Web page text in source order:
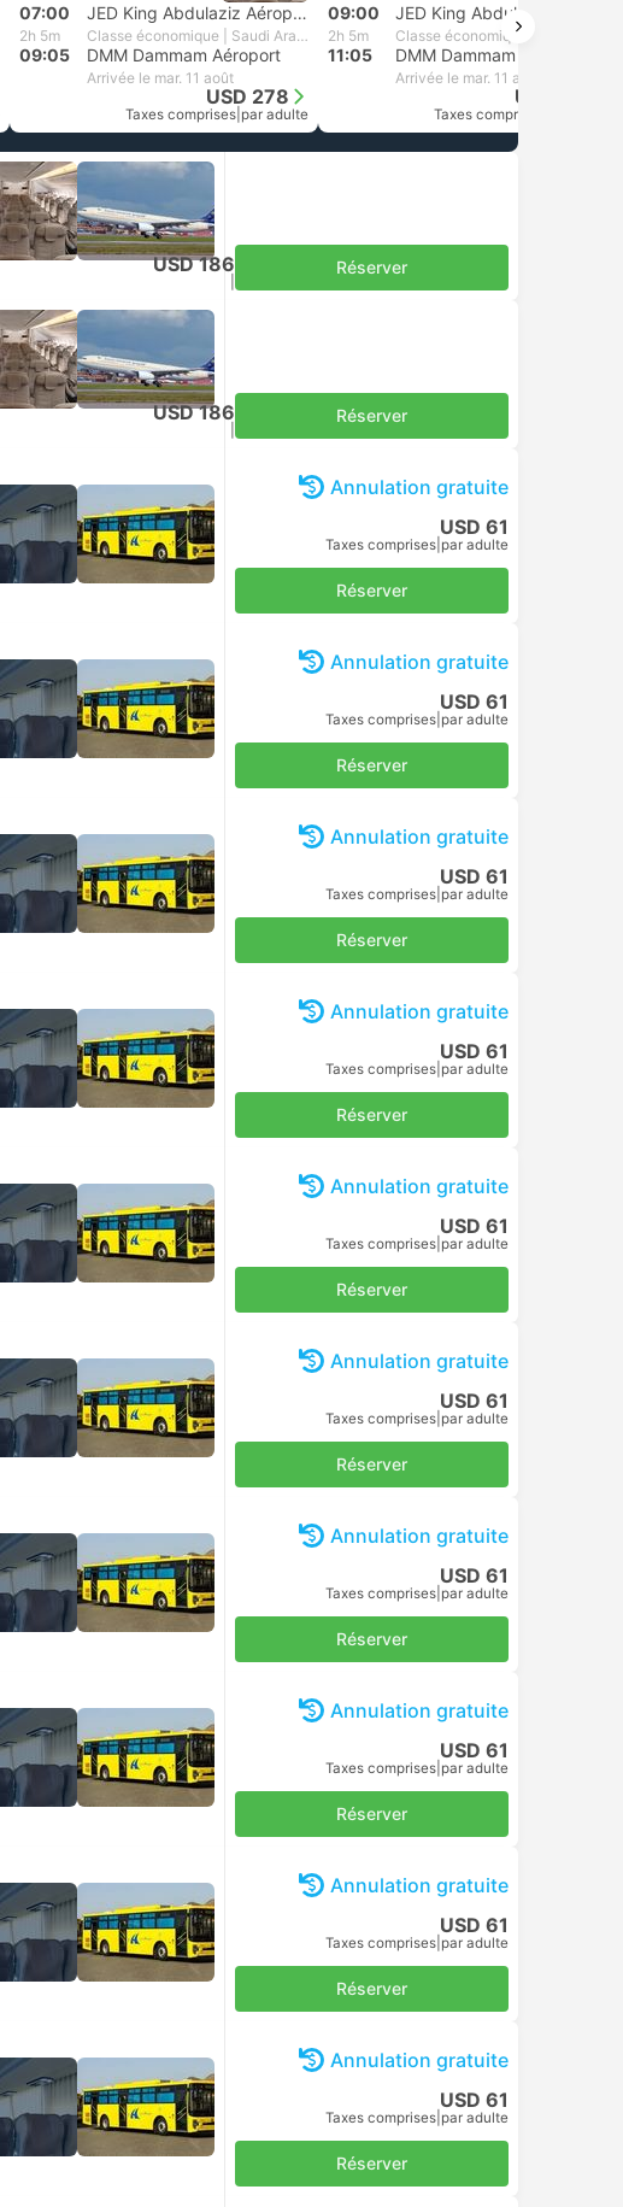
07:00 JED King Abdulaziz Aéroport
2h 5m Classe économique | Saudi Arabian Airlines
09:05 DMM Dammam Aéroport
Arrivée le mar. 11 août
USD 278
Taxes comprises par adulte
09:00
2h 5m
11:05 DMM Dammam Aéroport
Arrivée le mar. 11 août
USD 278
Taxes comprises
USD 186 Réserver
USD 186 Réserver
Annulation gratuite
USD 61
Taxes comprises par adulte
Réserver
Annulation gratuite
USD 61
Taxes comprises par adulte
Réserver
Annulation gratuite
USD 61
Taxes comprises par adulte
Réserver
Annulation gratuite
USD 61
Taxes comprises par adulte
Réserver
Annulation gratuite
USD 61
Taxes comprises par adulte
Réserver
Annulation gratuite
USD 61
Taxes comprises par adulte
Réserver
Annulation gratuite
USD 61
Taxes comprises par adulte
Réserver
Annulation gratuite
USD 61
Taxes comprises par adulte
Réserver
Annulation gratuite
USD 61
Taxes comprises par adulte
Réserver
Annulation gratuite
USD 61
Taxes comprises par adulte
Réserver